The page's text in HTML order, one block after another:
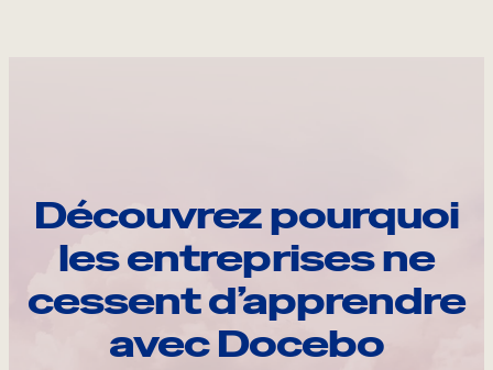
Découvrez pourquoi
les entreprises ne
cessent d’apprendre
avec Docebo